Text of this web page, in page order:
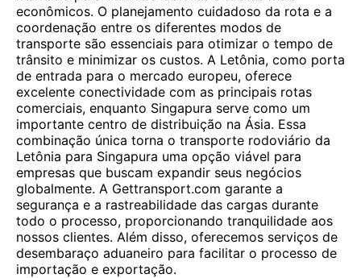
econômicos. O planejamento cuidadoso da rota e a
coordenação entre os diferentes modos de
transporte são essenciais para otimizar o tempo de
trânsito e minimizar os custos. A Letônia, como porta
de entrada para o mercado europeu, oferece
excelente conectividade com as principais rotas
comerciais, enquanto Singapura serve como um
importante centro de distribuição na Ásia. Essa
combinação única torna o transporte rodoviário da
Letônia para Singapura uma opção viável para
empresas que buscam expandir seus negócios
globalmente. A Gettransport.com garante a
segurança e a rastreabilidade das cargas durante
todo o processo, proporcionando tranquilidade aos
nossos clientes. Além disso, oferecemos serviços de
desembaraço aduaneiro para facilitar o processo de
importação e exportação.